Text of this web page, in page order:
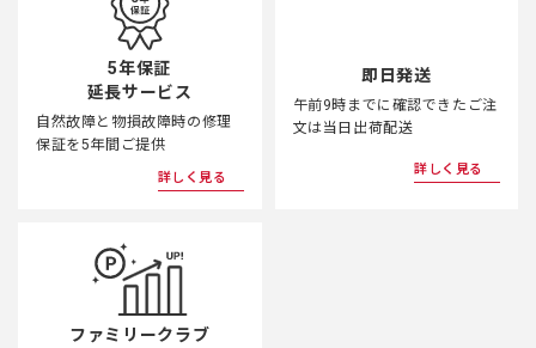
5年保証
延長サービス
自然故障と物損故障時の修理
保証を5年間ご提供
詳しく見る
即日発送
午前9時までに確認できたご注
文は当日出荷配送
詳しく見る
ファミリークラブ